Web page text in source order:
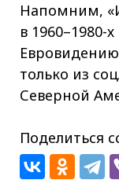
Напомним,
в 1960–1980-
только из
Северной
Поделиться